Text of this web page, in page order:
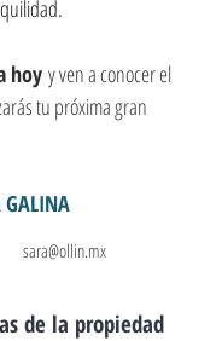
hoy y ven a conocer el
tu próxima gran
GALINA
sara@ollin.mx
de la propiedad